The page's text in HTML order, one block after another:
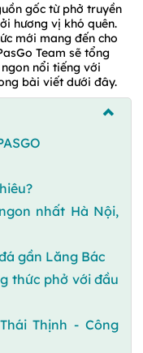
gốc từ phở truyền
hương vị khó quên.
mới mang đến cho
Team sẽ tổng
nổi tiếng với
bài viết dưới đây.
nhất Hà Nội,
gần Lăng Bác
thức phở với đầu
Thịnh - Công